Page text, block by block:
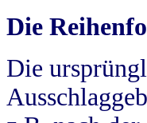
Die
Die